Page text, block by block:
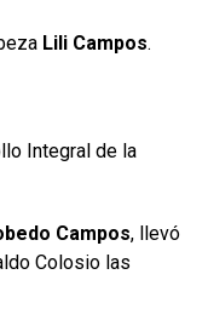
Lili Campos.
Integral de la
Campos, llevó
Colosio las